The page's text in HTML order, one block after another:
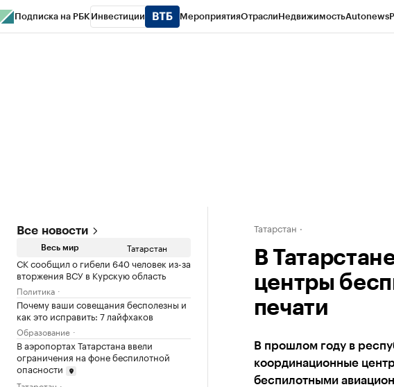
Подписка на РБК Инвестиции МероприятияОтраслиНедвижимостьAutonews
Все новости
Весь мир Татарстан
СК сообщил о гибели 640 человек из-за
вторжения ВСУ в Курскую область
Политика
Почему ваши совещания бесполезны и
как это исправить: 7 лайфхаков
Образование
В аэропортах Татарстана ввели
ограничения на фоне беспилотной
опасности
Татарстан
В
центры
печати
В прошлом году в
координационные
беспилотными